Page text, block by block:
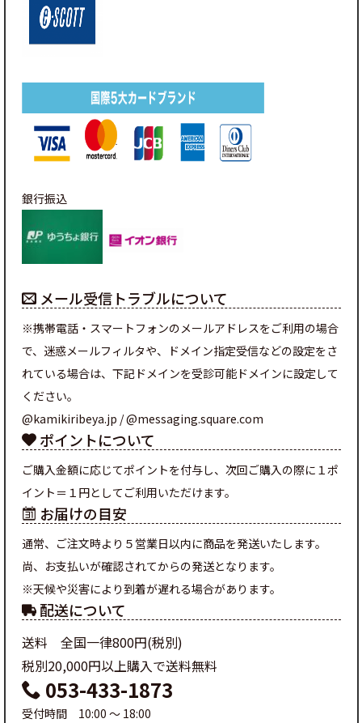
銀行振込
メール受信トラブルについて
※携帯電話・スマートフォンのメールアドレスをご利用の場合
で、迷惑メールフィルタや、ドメイン指定受信などの設定をさ
れている場合は、下記ドメインを受診可能ドメインに設定して
ください。
@kamikiribeya.jp / @messaging.square.com
ポイントについて
ご購入金額に応じてポイントを付与し、次回ご購入の際に１ポ
イント＝１円としてご利用いただけます。
お届けの目安
通常、ご注文時より５営業日以内に商品を発送いたします。
尚、お支払いが確認されてからの発送となります。
※天候や災害により到着が遅れる場合があります。
配送について
送料 全国一律800円(税別)
税別20,000円以上購入で送料無料
053-433-1873
受付時間 10:00 ～ 18:00